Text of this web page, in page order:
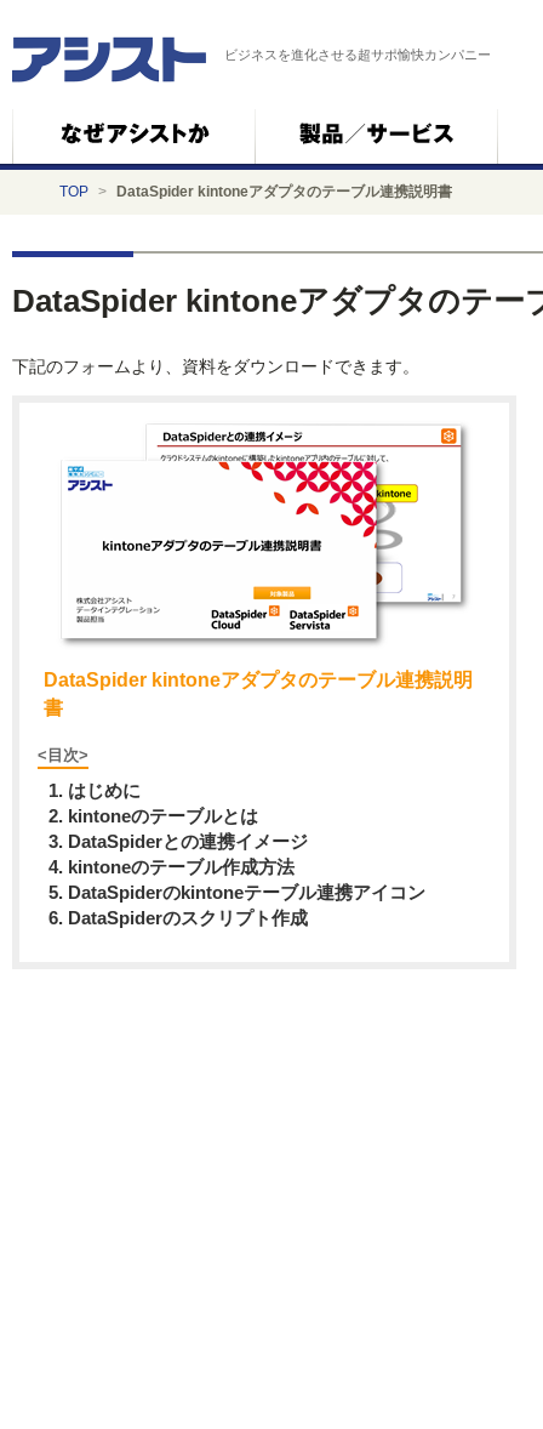
ビジネスを進化させる超サポ愉快カンパニー
TOP > DataSpider kintoneアダプタのテーブル連携説明書
DataSpider kintoneアダプタのテー
下記のフォームより、資料をダウンロードできます。
DataSpider kintoneアダプタのテーブル連携説明
書
<目次>
はじめに
kintoneのテーブルとは
DataSpiderとの連携イメージ
kintoneのテーブル作成方法
DataSpiderのkintoneテーブル連携アイコン
DataSpiderのスクリプト作成